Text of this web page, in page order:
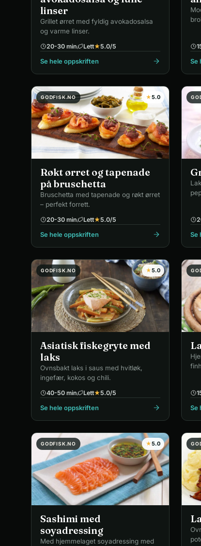
linser
Grillet ørret med fyldig avokadosalsa
og varme linser.
20-30 min Lett★5.0/5
Se hele oppskriften Se
GODFISK.NO ★5.0
Røkt ørret og tapenade
på bruschetta
Bruschetta med tapenade og røkt ørret
– perfekt forrett.
20-30 min Lett★5.0/5
Se hele oppskriften Se
GODFISK.NO ★5.0
Asiatisk fiskegryte med
laks
Ovnsbakt laks i saus med hvitløk,
ingefær, kokos og chili.
40-50 min Lett★5.0/5
Se hele oppskriften Se
GODFISK.NO ★5.0
Sashimi med
soyadressing
Med hjemmelaget soyadressing med